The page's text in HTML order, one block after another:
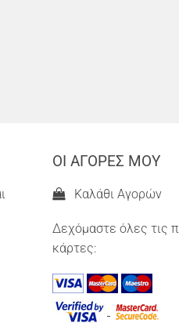
ΟΙ ΑΓΟΡΕΣ ΜΟΥ
Καλάθι Αγορών
Δεχόμαστε όλες τις
κάρτες: